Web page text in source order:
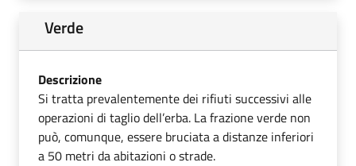
Verde
Descrizione
Si tratta prevalentemente dei rifiuti successivi alle
operazioni di taglio dell’erba. La frazione verde non
può, comunque, essere bruciata a distanze inferiori
a 50 metri da abitazioni o strade.